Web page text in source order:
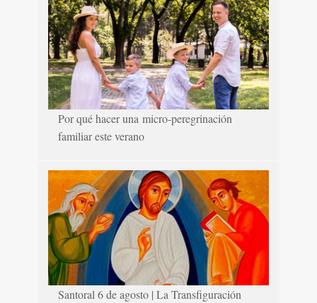
Por qué hacer una micro-peregrinación
familiar este verano
Santoral 6 de agosto | La Transfiguración